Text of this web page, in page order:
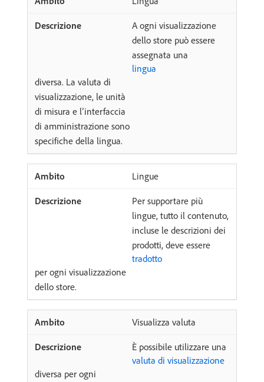
A ogni visualizzazione
dello store può essere
assegnata una
lingua
diversa. La valuta di
visualizzazione, le unità
di misura e l’interfaccia
di amministrazione sono
specifiche della lingua.
Lingue
Per supportare più
lingue, tutto il contenuto,
incluse le descrizioni dei
prodotti, deve essere
tradotto
per ogni visualizzazione
dello store.
Visualizza valuta
È possibile utilizzare una
valuta di visualizzazione
diversa per ogni